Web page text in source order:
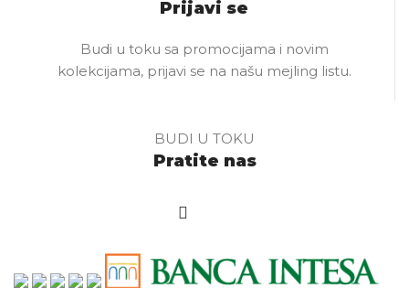
Prijavi se
Budi u toku sa promocijama i novim
kolekcijama, prijavi se na našu mejling listu.
BUDI U TOKU
Pratite nas